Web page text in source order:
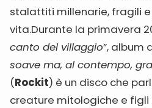
stalattiti millenarie, fragili
vita.Durante la primavera
canto del villaggio”, album
soave ma, al contempo,
(Rockit) è un disco che
creature mitologiche e figli